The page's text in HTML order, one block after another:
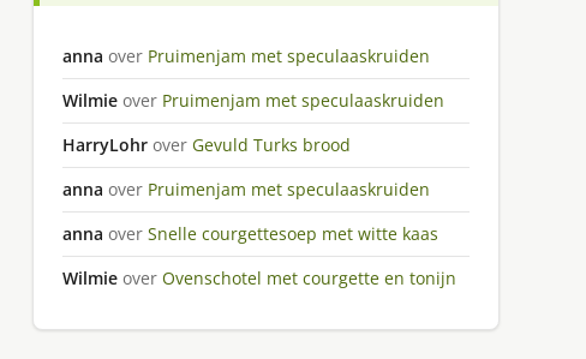
anna over Pruimenjam met speculaaskruiden
Wilmie over Pruimenjam met speculaaskruiden
HarryLohr over Gevuld Turks brood
anna over Pruimenjam met speculaaskruiden
anna over Snelle courgettesoep met witte kaas
Wilmie over Ovenschotel met courgette en tonijn